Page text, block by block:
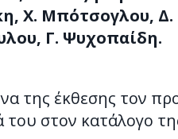
Χ. Μπότσογλου, Δ.
Γ. Ψυχοπαίδη.
της έκθεσης τον
στον κατάλογο